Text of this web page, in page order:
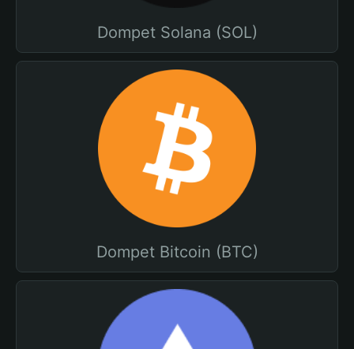
Dompet Solana (SOL)
Dompet Bitcoin (BTC)